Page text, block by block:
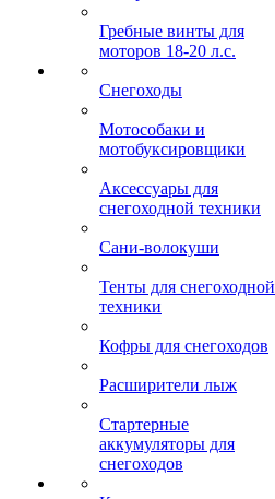
Гребные винты для
моторов 18-20 л.с.
Снегоходы
Мотособаки и
мотобуксировщики
Аксессуары для
снегоходной техники
Сани-волокуши
Тенты для снегоходной
техники
Кофры для снегоходов
Расширители лыж
Стартерные
аккумуляторы для
снегоходов